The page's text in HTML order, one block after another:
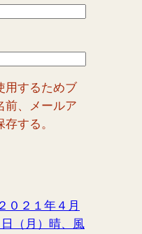
用するためブ
前、メールア
する。
２０２１年４月
日（月）晴、風